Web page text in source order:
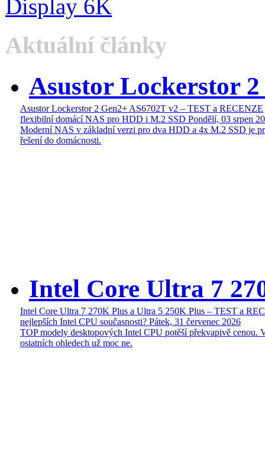
Aktuální články
Asustor Lockerstor
Asustor Lockerstor 2 Gen2+ AS6702T v2 – TEST a RECENZE
flexibilní domácí NAS pro HDD i M.2 SSD Pondělí, 03 srpen
Moderní NAS v základní verzi pro dva HDD a 4x M.2 SSD je
řešení do domácnosti.
Intel Core Ultra 7
Intel Core Ultra 7 270K Plus a Ultra 5 250K Plus – TEST a
nejlepších Intel CPU současnosti? Pátek, 31 červenec 2026
TOP modely desktopových Intel CPU potěší překvapivě cenou.
ostatních ohledech už moc ne.